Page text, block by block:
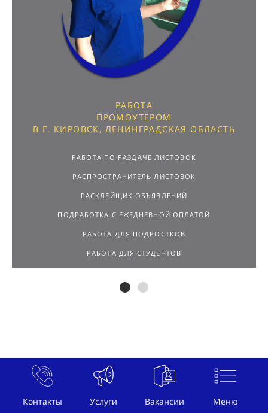
Контакты Услуги Вакансии Меню
РАБОТА
ПРОМОУТЕРОМ
В Г. КИРОВСК, ЛЕНИНГРАДСКАЯ ОБЛАСТЬ
РАБОТА ПО РАЗДАЧЕ ЛИСТОВОК
РАСПРОСТРАНИТЕЛЬ ЛИСТОВОК
РАСКЛЕЙЩИК ОБЪЯВЛЕНИЙ
ПОДРАБОТКА С ЕЖЕДНЕВНОЙ ОПЛАТОЙ
РАБОТА ДЛЯ ПОДРОСТКОВ
РАБОТА ДЛЯ СТУДЕНТОВ